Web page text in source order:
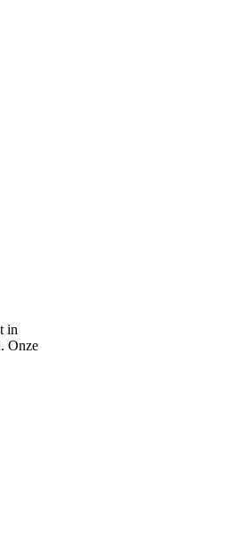
in
Onze